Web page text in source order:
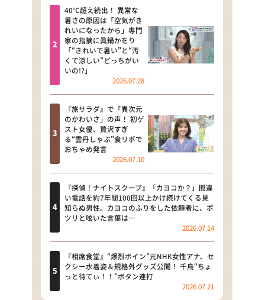
news おかえり
河合＆A.B.C-Z塚田×福井アナ
「なんでやねん！？」（news お
かえり）
DAIGOも台所 ～きょうの献立 何
にする？～
本日はダイアンなり！シーズン２
朝だ！生です旅サラダ
教えて！ニュースライブ 正義の
ミカタ
ＬＩＦＥ～夢のカタチ～
新婚さんいらっしゃい！
ポツンと一軒家
ザキ山小屋本館
40℃超え続出！ 異常な
暑さの原因は「空気がき
れいになったから」専門
家の指摘に眞鍋かをり
「“きれいで暑い”と“汚
くて涼しい”どっちがい
いの!?」
2026.07.28
『旅サラダ』で「異次元
のかわいさ」の声！ 初ゲ
スト女優、贅沢すぎ
る“雲丹しゃぶ”食リポで
おちゃめ発言
2026.07.10
『探偵！ナイトスクープ』「カヨコか？」間違
い電話を約7年間100回以上かけ続けてくる見
知らぬ男性。カヨコのふりをした依頼者に、ポ
ツリと呟いた言葉は…
2026.07.14
『相席食堂』“爆烈ボイン”元NHK女性アナ、セ
クシー水着姿＆規格外グッズ公開！ 千鳥“ちょ
っと待てぃ！！”ボタン連打
2026.07.21